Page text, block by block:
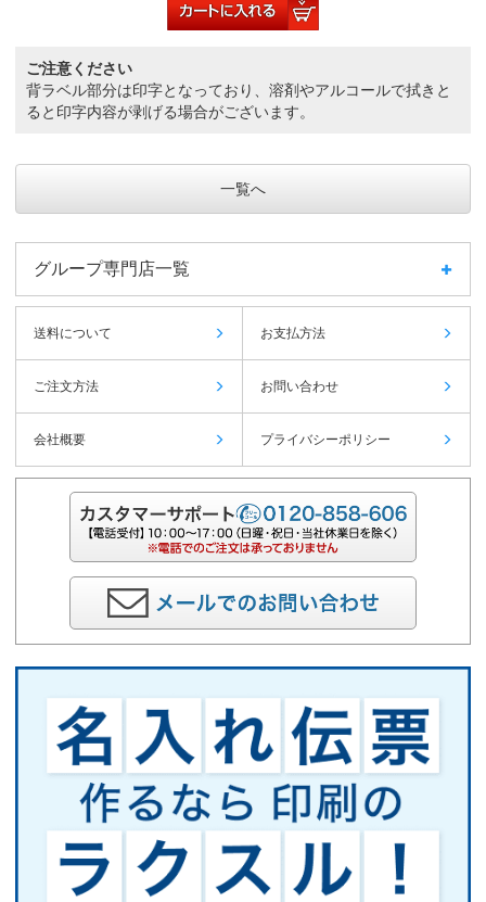
ご注意ください
背ラベル部分は印字となっており、溶剤やアルコールで拭きと
ると印字内容が剥げる場合がございます。
一覧へ
グループ専門店一覧
送料について お支払方法
ご注文方法 お問い合わせ
会社概要 プライバシーポリシー